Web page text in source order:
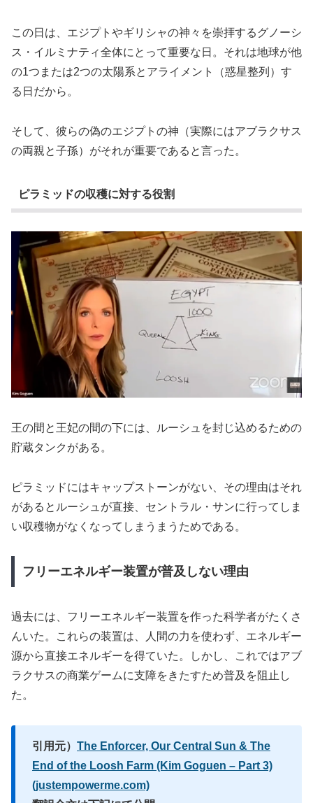
この日は、エジプトやギリシャの神々を崇拝するグノーシ
ス・イルミナティ全体にとって重要な日。それは地球が他
の1つまたは2つの太陽系とアライメント（惑星整列）す
る日だから。
そして、彼らの偽のエジプトの神（実際にはアブラクサス
の両親と子孫）がそれが重要であると言った。
ピラミッドの収穫に対する役割
王の間と王妃の間の下には、ルーシュを封じ込めるための
貯蔵タンクがある。
ピラミッドにはキャップストーンがない、その理由はそれ
があるとルーシュが直接、セントラル・サンに行ってしま
い収穫物がなくなってしまうまうためである。
フリーエネルギー装置が普及しない理由
過去には、フリーエネルギー装置を作った科学者がたくさ
んいた。これらの装置は、人間の力を使わず、エネルギー
源から直接エネルギーを得ていた。しかし、これではアブ
ラクサスの商業ゲームに支障をきたすため普及を阻止し
た。
引用元） The Enforcer, Our Central Sun & The
End of the Loosh Farm (Kim Goguen – Part 3)
(justempowerme.com)